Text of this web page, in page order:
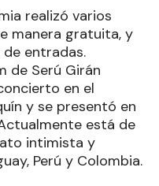
realizó varios
manera gratuita, y
entradas.
de Serú Girán
en el
y se presentó en
está de
intimista y
Perú y Colombia.